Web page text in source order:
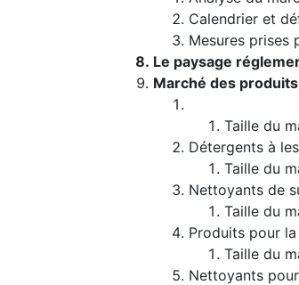
Calendrier et
Mesures prises
Le paysage
Marché des
Taille du
Détergents à
Taille du
Nettoyants de
Taille du
Produits pour
Taille du
Nettoyants